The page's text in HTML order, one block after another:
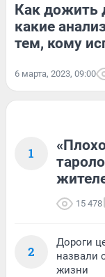
Как дожить
какие
тем, кому
6 марта, 2023, 09:00
1
15 478
2
Дороги
назвали
жизни